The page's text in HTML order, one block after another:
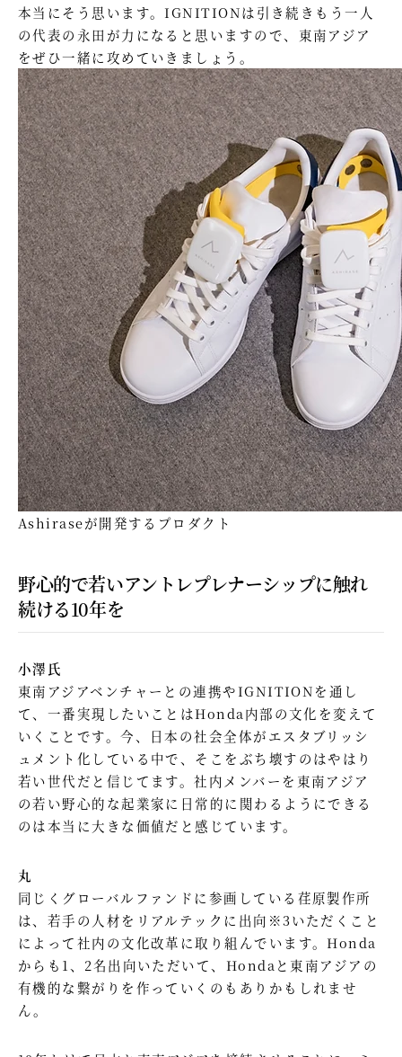
本当にそう思います。IGNITIONは引き続きもう一人
の代表の永田が力になると思いますので、東南アジア
をぜひ一緒に攻めていきましょう。
Ashiraseが開発するプロダクト
野心的で若いアントレプレナーシップに触れ
続ける10年を
小澤氏
東南アジアベンチャーとの連携やIGNITIONを通し
て、一番実現したいことはHonda内部の文化を変えて
いくことです。今、日本の社会全体がエスタブリッシ
ュメント化している中で、そこをぶち壊すのはやはり
若い世代だと信じてます。社内メンバーを東南アジア
の若い野心的な起業家に日常的に関わるようにできる
のは本当に大きな価値だと感じています。
丸
同じくグローバルファンドに参画している荏原製作所
は、若手の人材をリアルテックに出向※3いただくこと
によって社内の文化改革に取り組んでいます。Honda
からも1、2名出向いただいて、Hondaと東南アジアの
有機的な繋がりを作っていくのもありかもしれませ
ん。